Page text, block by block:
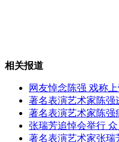
两男孩抢夺奥运火炬
相关报道
网友悼念陈强 戏称
著名表演艺术家陈强
著名表演艺术家陈强
张瑞芳追悼会举行
著名表演艺术家张瑞